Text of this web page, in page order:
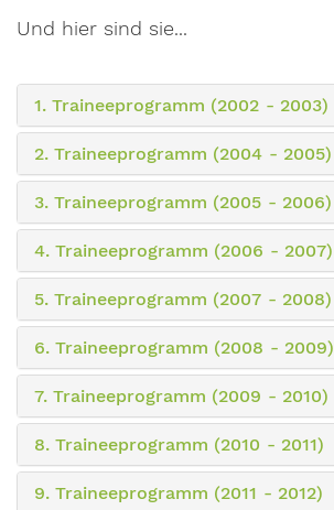
Und hier sind sie...
1. Traineeprogramm (2002 - 2003)
2. Traineeprogramm (2004 - 2005)
3. Traineeprogramm (2005 - 2006)
4. Traineeprogramm (2006 - 2007)
5. Traineeprogramm (2007 - 2008)
6. Traineeprogramm (2008 - 2009)
7. Traineeprogramm (2009 - 2010)
8. Traineeprogramm (2010 - 2011)
9. Traineeprogramm (2011 - 2012)